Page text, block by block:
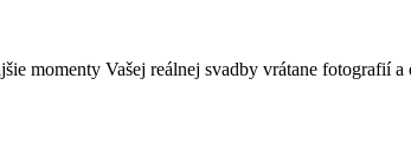
momenty Vašej reálnej svadby vrátane fotografií